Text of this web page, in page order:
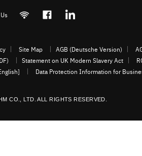
Site Map AGB (Deutsche Version)
Statement on UK Modern Slavery Act
Data Protection Information for
CO., LTD. ALL RIGHTS RESERVED.